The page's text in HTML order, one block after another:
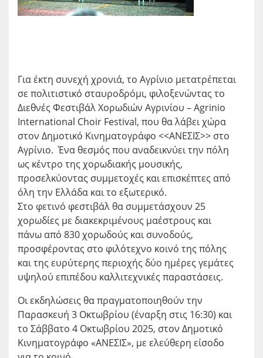
Για έκτη συνεχή χρονιά, το Αγρίνιο μετατρέπεται
σε πολιτιστικό σταυροδρόμι, φιλοξενώντας το
Διεθνές Φεστιβάλ Χορωδιών Αγρινίου – Agrinio
International Choir Festival, που θα λάβει χώρα
στον Δημοτικό Κινηματογράφο <<ΑΝΕΣΙΣ>> στο
Αγρίνιο. Ένα θεσμός που αναδεικνύει την πόλη
ως κέντρο της χορωδιακής μουσικής,
προσελκύοντας συμμετοχές και επισκέπτες από
όλη την Ελλάδα και το εξωτερικό.
Στο φετινό φεστιβάλ θα συμμετάσχουν 25
χορωδίες με διακεκριμένους μαέστρους και
πάνω από 830 χορωδούς και συνοδούς,
προσφέροντας στο φιλότεχνο κοινό της πόλης
και της ευρύτερης περιοχής δύο ημέρες γεμάτες
υψηλού επιπέδου καλλιτεχνικές παραστάσεις.
Οι εκδηλώσεις θα πραγματοποιηθούν την
Παρασκευή 3 Οκτωβρίου (έναρξη στις 16:30) και
το Σάββατο 4 Οκτωβρίου 2025, στον Δημοτικό
Κινηματογράφο «ΑΝΕΣΙΣ», με ελεύθερη είσοδο